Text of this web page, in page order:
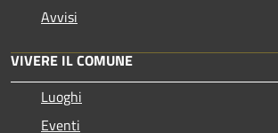
Avvisi
VIVERE IL COMUNE
Luoghi
Eventi